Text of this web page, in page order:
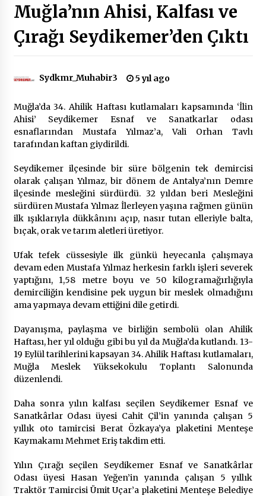
CHP FETHİYE’DEN “ÜYE BULUŞMASI” ETKİNLİĞİ
2 ay ago
Çevre Bilinci Sahneye Taşınıyor: Çocuklardan
2 ay ago
9 Günde 119 Acil Olaya Müdahale Edildi
2 ay ago
FETHİYE BELEDİYESİ HAZİRAN AYI MECLİS
TOPLANTISI GERÇEKLEŞTİRİLDİ
2 ay ago
DESTEK
2 ay ago
Mobil Tekerlekli Sandalye Tamir Aracı Engelsiz
Muğla İçin Yollarda
Saadet Partisi Ziyaretlere Devam Ediyor
4 ay ago
Başkan Aras “Bizler Günü Kurtaran Değil, Yarını
Kuran İşler İçin Çalışacağız”
9 ay ago
Toplantısı Yapıldı
2 yıl ago
Muğla’nın Ahisi, Kalfası ve
Çırağı Seydikemer’den Çıktı
Sydkmr_Muhabir3 5 yıl ago
Muğla’da 34. Ahilik Haftası kutlamaları kapsamında ‘İlin
Ahisi’ Seydikemer Esnaf ve Sanatkarlar odası
esnaflarından Mustafa Yılmaz’a, Vali Orhan Tavlı
tarafından kaftan giydirildi.
Seydikemer ilçesinde bir süre bölgenin tek demircisi
olarak çalışan Yılmaz, bir dönem de Antalya’nın Demre
ilçesinde mesleğini sürdürdü. 32 yıldan beri Mesleğini
sürdüren Mustafa Yılmaz İlerleyen yaşına rağmen günün
ilk ışıklarıyla dükkânını açıp, nasır tutan elleriyle balta,
bıçak, orak ve tarım aletleri üretiyor.
Ufak tefek cüssesiyle ilk günkü heyecanla çalışmaya
devam eden Mustafa Yılmaz herkesin farklı işleri severek
yaptığını, 1,58 metre boyu ve 50 kilogramağırlığıyla
demirciliğin kendisine pek uygun bir meslek olmadığını
ama yapmaya devam ettiğini dile getirdi.
Dayanışma, paylaşma ve birliğin sembolü olan Ahilik
Haftası, her yıl olduğu gibi bu yıl da Muğla’da kutlandı. 13-
19 Eylül tarihlerini kapsayan 34. Ahilik Haftası kutlamaları,
Muğla Meslek Yüksekokulu Toplantı Salonunda
düzenlendi.
Daha sonra yılın kalfası seçilen Seydikemer Esnaf ve
Sanatkârlar Odası üyesi Cahit Çil’in yanında çalışan 5
yıllık oto tamircisi Berat Özkaya’ya plaketini Menteşe
Kaymakamı Mehmet Eriş takdim etti.
Yılın Çırağı seçilen Seydikemer Esnaf ve Sanatkârlar
Odası üyesi Hasan Yeğen’in yanında çalışan 5 yıllık
Traktör Tamircisi Ümit Uçar’a plaketini Menteşe Belediye